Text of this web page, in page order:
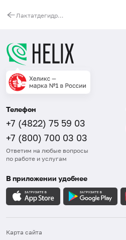
Лактатдегидрогеназа (ЛДГ) общая
Телефон
+7 (4822) 75 59 03
+7 (800) 700 03 03
Ответим на любые вопросы
по работе и услугам
В приложении удобнее
Карта сайта